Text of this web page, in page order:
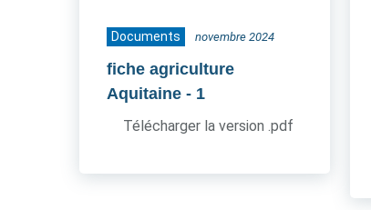
Documents novembre 2024
fiche agriculture
Aquitaine - 1
Télécharger la version .pdf